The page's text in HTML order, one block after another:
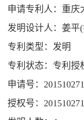
申请专利人：重庆
发明设计人：姜平
专利类型：发明
专利状态：专利授
申请号：
授权号：